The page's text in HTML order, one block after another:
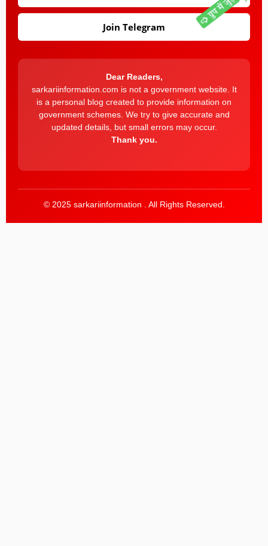
Join Telegram
Dear Readers,
sarkariinformation.com is not a government website. It
is a personal blog created to provide information on
government schemes. We try to give accurate and
updated details, but small errors may occur.
Thank you.
© 2025 sarkariinformation . All Rights Reserved.